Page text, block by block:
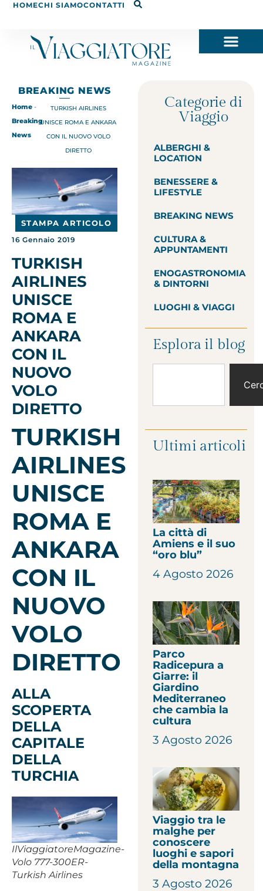
HOMECHI SIAMOCONTATTI
BREAKING NEWS
Home -
Breaking
News
TURKISH AIRLINES
UNISCE ROMA E ANKARA
CON IL NUOVO VOLO
DIRETTO
STAMPA ARTICOLO
16 Gennaio 2019
TURKISH
AIRLINES
UNISCE
ROMA E
ANKARA
CON IL
NUOVO
VOLO
DIRETTO
TURKISH
AIRLINES
UNISCE
ROMA E
ANKARA
CON IL
NUOVO
VOLO
DIRETTO
ALLA
SCOPERTA
DELLA
CAPITALE
DELLA
TURCHIA
IlViaggiatoreMagazine-
Volo 777-300ER-
Turkish Airlines
Categorie di
Viaggio
ALBERGHI &
LOCATION
BENESSERE &
LIFESTYLE
BREAKING NEWS
CULTURA &
APPUNTAMENTI
ENOGASTRONOMIA
& DINTORNI
LUOGHI & VIAGGI
Esplora il blog
Ultimi articoli
La città di
Amiens e il suo
“oro blu”
4 Agosto 2026
Parco
Radicepura a
Giarre: il
Giardino
Mediterraneo
che cambia la
cultura
3 Agosto 2026
Viaggio tra le
malghe per
conoscere
luoghi e sapori
della montagna
3 Agosto 2026